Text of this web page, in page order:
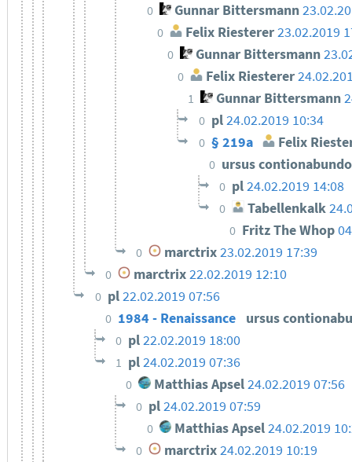
0 Gunnar Bittersmann
0 Felix Riesterer 23.02.2019
0 Gunnar Bittersmann
0 Felix Riesterer
1 Gunnar Bittersmann
0 pl24.02.2019 10:34
0 § 219a Felix
0 ursus
0 pl24.02.2019 14:08
0 Tabellenkalk
0 Fritz The Whop
0 marctrix23.02.2019 17:39
0 marctrix 22.02.2019 12:10
0 pl22.02.2019 07:56
0 1984 - Renaissance ursus
0 pl22.02.2019 18:00
1 pl24.02.2019 07:36
0 Matthias Apsel24.02.2019 07:56
0 pl24.02.2019 07:59
0 Matthias Apsel24.02.2019
0 marctrix24.02.2019 10:19